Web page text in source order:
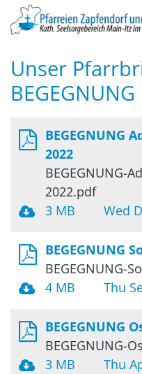
Zum Inhalt springen
Unser
BEGEGNUNG
BEGEGNUNG
2022
BEGEGNUNG-
2022.pdf
3 MB
Wed
BEGEGNUNG
BEGEGNUNG-
4 MB
Thu
BEGEGNUNG
BEGEGNUNG-
3 MB
Thu